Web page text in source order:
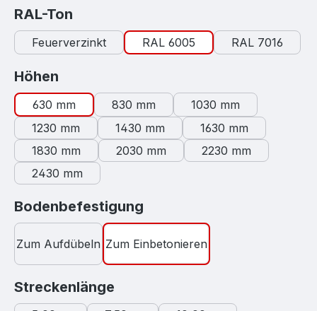
RAL-Ton
Feuerverzinkt RAL 6005 RAL 7016
Höhen
630 mm 830 mm
1030 mm
1230 mm
1430 mm
1630 mm
1830 mm
2030 mm
2230 mm
2430 mm
Bodenbefestigung
Zum Aufdübeln Zum Einbetonieren
Streckenlänge